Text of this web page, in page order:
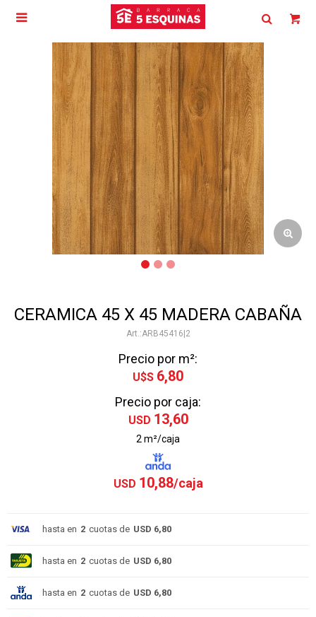

CERAMICA 45 X 45 MADERA CABAÑA
ARB45416|2
Precio por m²:
U$S 6,80
Precio por caja:
USD 13,60
2 m²/caja
USD 10,88
hasta en 2 cuotas de USD 6,80
hasta en 2 cuotas de USD 6,80
hasta en 2 cuotas de USD 6,80